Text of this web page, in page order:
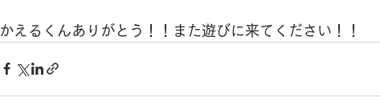
かえるくんありがとう！！また遊びに来てください！！